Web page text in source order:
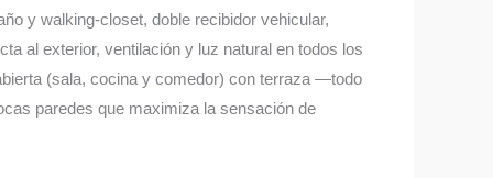
y walking-closet, doble recibidor vehicular,
al exterior, ventilación y luz natural en todos los
(sala, cocina y comedor) con terraza —todo
paredes que maximiza la sensación de